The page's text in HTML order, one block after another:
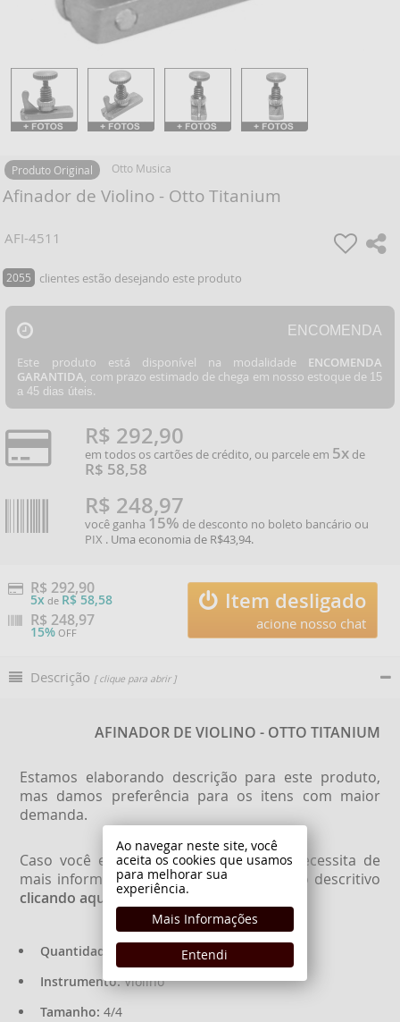
Produto Original Otto Musica
Afinador de Violino - Otto Titanium
AFI-4511
2055 clientes estão desejando este produto
ENCOMENDA
Este produto está disponível na modalidade ENCOMENDA
GARANTIDA, com prazo estimado de chega em nosso estoque de 15
a 45 dias úteis.
R$ 292,90
em todos os cartões de crédito, ou parcele em 5x de
R$ 58,58
R$ 248,97
você ganha 15% de desconto no boleto bancário ou
PIX . Uma economia de R$43,94.
R$ 292,90
5x de R$ 58,58
R$ 248,97
15% OFF
Item desligado
acione nosso chat
Descrição [ clique para abrir ]
AFINADOR DE VIOLINO - OTTO TITANIUM
Estamos elaborando descrição para este produto,
mas damos preferência para os itens com maior
demanda.
Caso você esteja interessado neste e necessita de
mais informações para comprá-lo, peça o descritivo
clicando aqui
Quantidade:
Instrumento:Violino
Tamanho: 4/4
Ao navegar neste site, você
aceita os cookies que usamos
para melhorar sua
experiência.
Mais Informações
Entendi